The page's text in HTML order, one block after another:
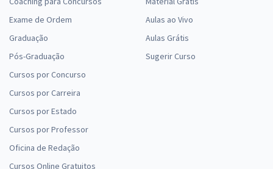
Exame de Ordem
Graduação
Pós-Graduação
Cursos por Concurso
Cursos por Carreira
Cursos por Estado
Cursos por Professor
Oficina de Redação
Cursos Online Gratuitos
Aulas ao Vivo
Aulas Grátis
Sugerir Curso